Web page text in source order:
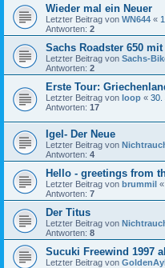
Wieder mal ein Neuer
Letzter Beitrag von WN644 «
Antworten: 2
Sachs Roadster 650
Letzter Beitrag von Sachs-
Antworten: 2
Erste Tour:
Letzter Beitrag von loop « 30.
Antworten: 17
Igel- Der Neue
Letzter Beitrag von
Antworten: 4
Hello - greetings from
Letzter Beitrag von brummil «
Antworten: 7
Der Titus
Letzter Beitrag von
Antworten: 8
Sucuki Freewind 1997
Letzter Beitrag von